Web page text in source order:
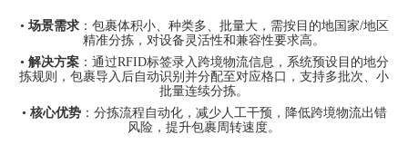
• 场景需求：包裹体积小、种类多、批量大，需按目的地国家/地区
精准分拣，对设备灵活性和兼容性要求高。
• 解决方案：通过RFID标签录入跨境物流信息，系统预设目的地分
拣规则，包裹导入后自动识别并分配至对应格口，支持多批次、小
批量连续分拣。
• 核心优势：分拣流程自动化，减少人工干预，降低跨境物流出错
风险，提升包裹周转速度。